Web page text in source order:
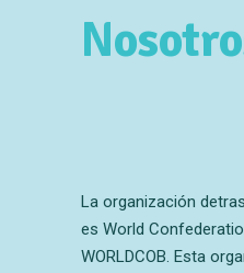
La organización
es World
WORLDCOB. Esta